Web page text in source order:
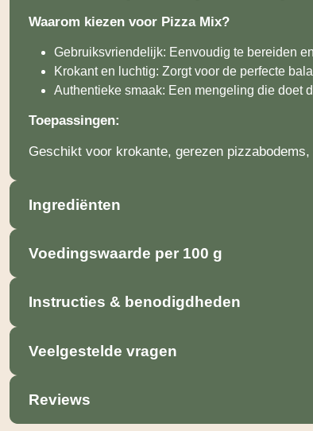
Waarom kiezen voor Pizza Mix?
Gebruiksvriendelijk: Eenvoudig te bereiden
Krokant en luchtig: Zorgt voor de perfecte
Authentieke smaak: Een mengeling die doet
Toepassingen:
Geschikt voor krokante, gerezen
Ingrediënten
Voedingswaarde per 100 g
Instructies & benodigdheden
Veelgestelde vragen
Reviews